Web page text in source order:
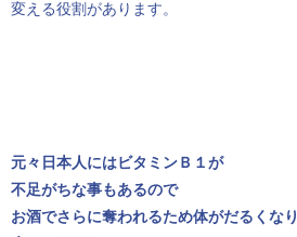
変える役割があります。
元々日本人にはビタミンＢ１が
不足がちな事もあるので
お酒でさらに奪われるため体がだるくなり